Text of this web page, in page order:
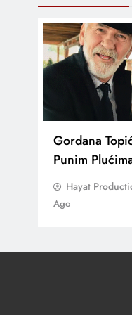
Gordana
Punim
Hayat
Ago